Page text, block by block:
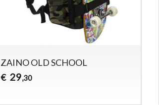
ZAINO OLD SCHOOL
€ 29,30